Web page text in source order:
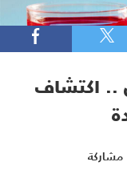
.. اكتشاف
مشاركة